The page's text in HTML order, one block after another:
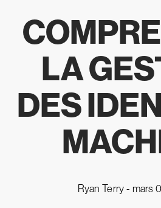
LA
DES
Ryan Terry - mars